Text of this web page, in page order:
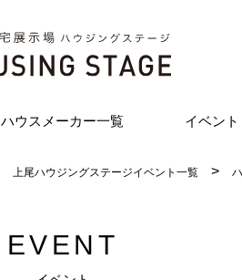
ハウスメーカー一覧 イベント
上尾ハウジングステージイベント一覧
EVENT